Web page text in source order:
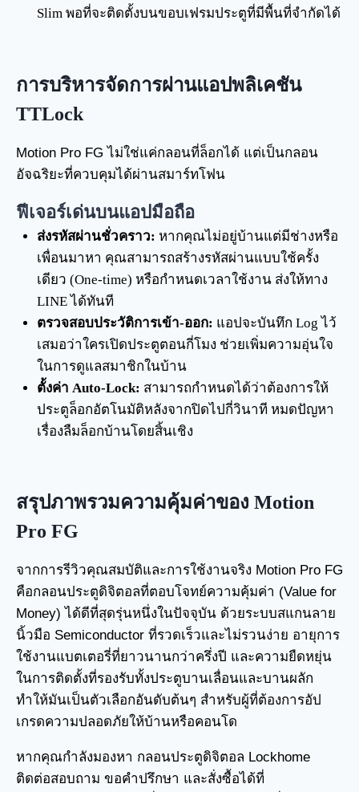
Slim พอที่จะติดตั้งบนขอบเฟรมประตูที่มีพื้นที่จำกัดได้
การบริหารจัดการผ่านแอปพลิเคชัน
TTLock
Motion Pro FG ไม่ใช่แค่กลอนที่ล็อกได้ แต่เป็นกลอน
อัจฉริยะที่ควบคุมได้ผ่านสมาร์ทโฟน
ฟีเจอร์เด่นบนแอปมือถือ
ส่งรหัสผ่านชั่วคราว: หากคุณไม่อยู่บ้านแต่มีช่างหรือ
เพื่อนมาหา คุณสามารถสร้างรหัสผ่านแบบใช้ครั้ง
เดียว (One-time) หรือกำหนดเวลาใช้งาน ส่งให้ทาง
LINE ได้ทันที
ตรวจสอบประวัติการเข้า-ออก: แอปจะบันทึก Log ไว้
เสมอว่าใครเปิดประตูตอนกี่โมง ช่วยเพิ่มความอุ่นใจ
ในการดูแลสมาชิกในบ้าน
ตั้งค่า Auto-Lock: สามารถกำหนดได้ว่าต้องการให้
ประตูล็อกอัตโนมัติหลังจากปิดไปกี่วินาที หมดปัญหา
เรื่องลืมล็อกบ้านโดยสิ้นเชิง
สรุปภาพรวมความคุ้มค่าของ Motion
Pro FG
จากการรีวิวคุณสมบัติและการใช้งานจริง Motion Pro FG
คือกลอนประตูดิจิตอลที่ตอบโจทย์ความคุ้มค่า (Value for
Money) ได้ดีที่สุดรุ่นหนึ่งในปัจจุบัน ด้วยระบบสแกนลาย
นิ้วมือ Semiconductor ที่รวดเร็วและไม่รวนง่าย อายุการ
ใช้งานแบตเตอรี่ที่ยาวนานกว่าครึ่งปี และความยืดหยุ่น
ในการติดตั้งที่รองรับทั้งประตูบานเลื่อนและบานผลัก
ทำให้มันเป็นตัวเลือกอันดับต้นๆ สำหรับผู้ที่ต้องการอัป
เกรดความปลอดภัยให้บ้านหรือคอนโด
หากคุณกำลังมองหา กลอนประตูดิจิตอล Lockhome
ติดต่อสอบถาม ขอคำปรึกษา และสั่งซื้อได้ที่